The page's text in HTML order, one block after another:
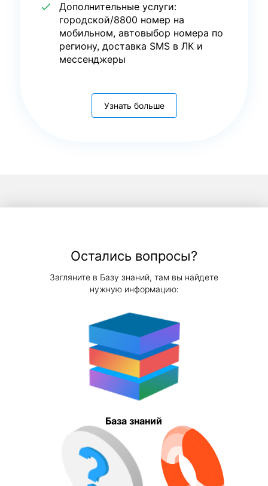
Дополнительные услуги:
городской/8800 номер на
мобильном, автовыбор номера по
региону, доставка SMS в ЛК и
мессенджеры
Узнать больше
Остались вопросы?
Загляните в Базу знаний, там вы найдете
нужную информацию:
База знаний